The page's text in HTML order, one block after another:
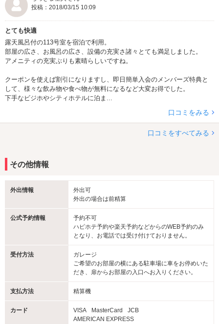
ルヴィアーナ公式ブログ「ＺＺリップ
お問い合わせはこちらまで
投稿：2018/03/15 10:09
とても快適
露天風呂付の113号室を宿泊で利用。
部屋の広さ、お風呂の広さ、設備の充実さ諸々とても満足しました。
アメニティの充実ぶりも素晴らしいですね。
クーポンを使えば割引になりますし、即日簡単入会のメンバーズ特典と
して、様々な飲み物や食べ物が無料になるなど大変お得でした。
下手なビジホやシティホテルに泊ま...
口コミをみる
口コミをすべてみる
その他情報
外出情報
外出可
外出の場合は前精算
公式予約情報
予約不可
ハピホテ予約や楽天予約などからのWEB予約のみ
となり、お電話では受け付けておりません。
受付方法
ガレージ
ご希望のお部屋の横にある駐車場に車をお停めいた
だき、扉からお部屋の入口へお入りください。
支払方法 精算機
カード VISA MasterCard
JCB
AMERICAN EXPRESS